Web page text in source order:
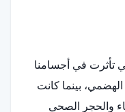
تأثرت في أجسامنا
بينما كانت
والحجر الصحي